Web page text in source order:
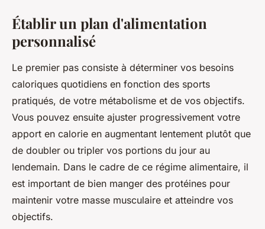
Établir un plan d'alimentation
personnalisé
Le premier pas consiste à déterminer vos besoins
caloriques quotidiens en fonction des sports
pratiqués, de votre métabolisme et de vos objectifs.
Vous pouvez ensuite ajuster progressivement votre
apport en calorie en augmentant lentement plutôt que
de doubler ou tripler vos portions du jour au
lendemain. Dans le cadre de ce régime alimentaire, il
est important de bien manger des protéines pour
maintenir votre masse musculaire et atteindre vos
objectifs.